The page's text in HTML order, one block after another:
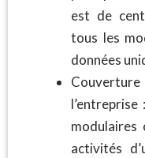
est de
tous les
données
modulaires
activités